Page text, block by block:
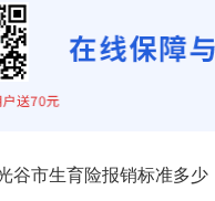
谷市生育险报销标准多少